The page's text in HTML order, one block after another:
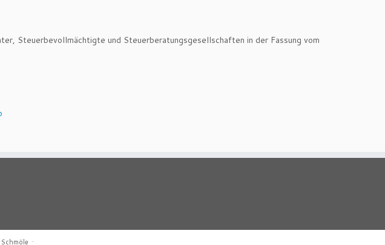
Steuerbevollmächtigte und Steuerberatungsgesellschaften in der Fassung vom
Schmöle ·